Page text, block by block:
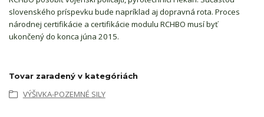
slovenského príspevku bude napríklad aj dopravná rota. Proces
národnej certifikácie a certifikácie modulu RCHBO musí byť
ukončený do konca júna 2015.
Tovar zaradený v kategóriách
VÝŠIVKA-POZEMNÉ SILY